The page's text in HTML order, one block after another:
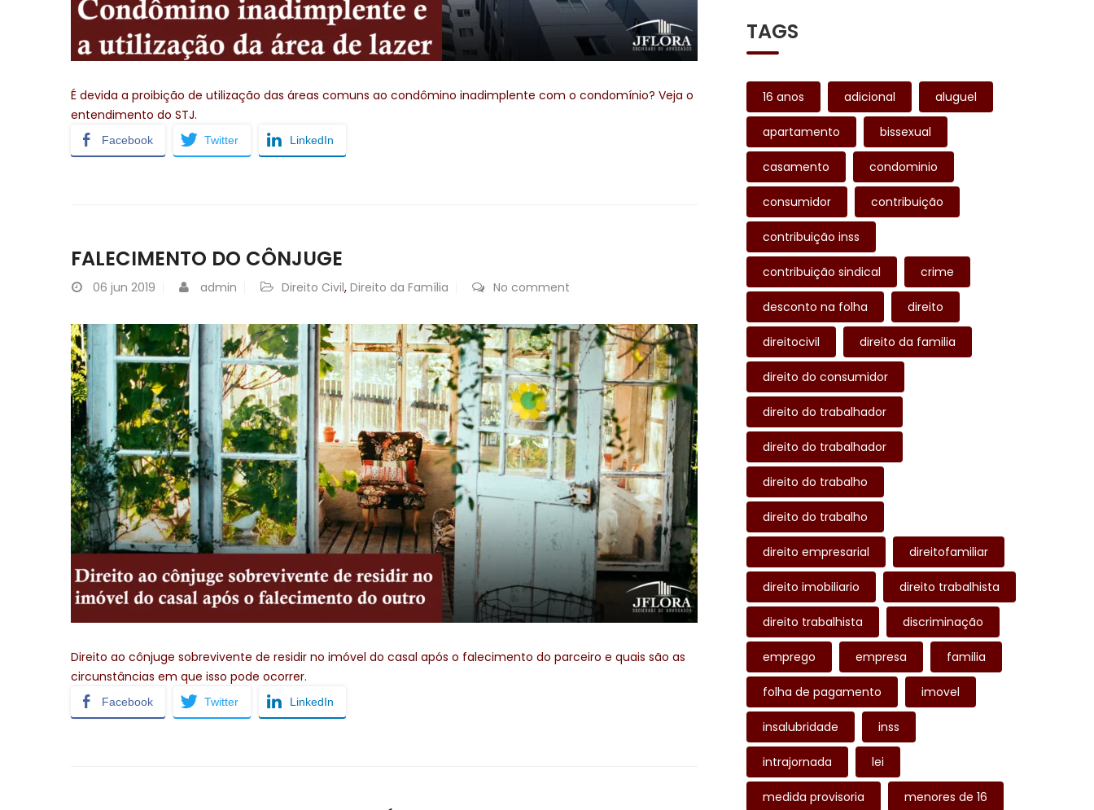
É devida a proibição de utilização das áreas comuns ao condômino inadimplente com o condomínio? Veja o
entendimento do STJ.
Facebook Twitter LinkedIn
FALECIMENTO DO CÔNJUGE
06 jun 2019 admin Direito Civil, Direito da Família No comment
Direito ao cônjuge sobrevivente de residir no imóvel do casal após o falecimento do parceiro e quais são as
circunstâncias em que isso pode ocorrer.
Facebook Twitter LinkedIn
TAGS
16 anos adicional aluguel
apartamento bissexual
casamento condominio
consumidor contribuição
contribuição inss
contribuição sindical crime
desconto na folha direito
direitocivil direito da familia
direito do consumidor
direito do trabalhador
direito do trabalhador
direito do trabalho
direito do trabalho
direito empresarial direitofamiliar
direito imobiliario direito trabalhista
direito trabalhista discriminação
emprego empresa familia
folha de pagamento imovel
insalubridade inss
intrajornada lei
medida provisoria menores de 16